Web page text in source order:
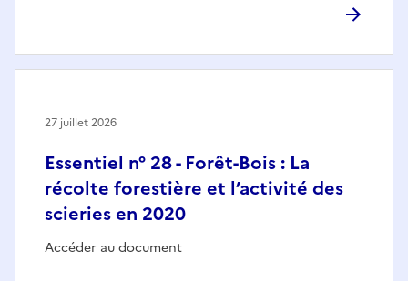
Essentiel n° 28 - Forêt-Bois : La
récolte forestière et l’activité des
scieries en 2020
Accéder au document
27 juillet 2026